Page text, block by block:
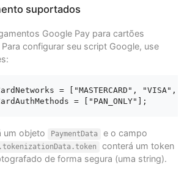
suportados
Google Pay para cartões
configurar seu script Google, use
= ["MASTERCARD", "VISA",
um objeto PaymentData e o campo
conterá um token
de forma segura (uma string).